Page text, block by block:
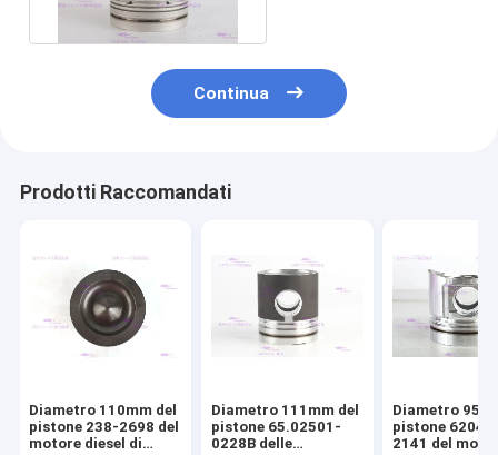
Continua
Prodotti Raccomandati
Diametro 110mm del
pistone 238-2698 del
motore diesel di
Diametro 111mm del
pistone 65.02501-
0228B delle
Diametro
pistone 6204-
2141 del